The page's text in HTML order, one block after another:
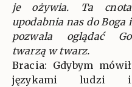
je ożywia. Ta cnota
upodabnia nas do Boga i
pozwala oglądać Go
twarzą w twarz.
Bracia: Gdybym mówił
językami ludzi i